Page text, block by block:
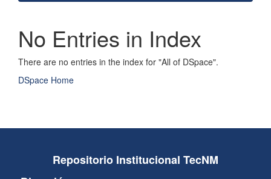
No Entries in Index
There are no entries in the index for "All of DSpace".
DSpace Home
Repositorio Institucional TecNM